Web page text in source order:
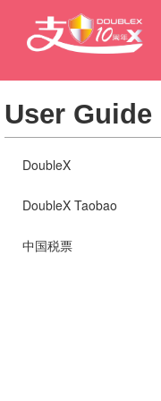
User Guide
DoubleX
DoubleX Taobao
中国税票